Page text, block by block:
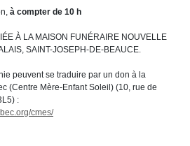
à compter de 10 h
À LA MAISON FUNÉRAIRE NOUVELLE
SAINT-JOSEPH-DE-BEAUCE.
peuvent se traduire par un don à la
(Centre Mère-Enfant Soleil) (10, rue de
:
cmes/